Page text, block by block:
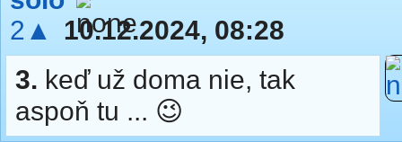
2▲
10.12.2024, 08:28
3. keď už doma nie, tak
aspoň tu ... 😉